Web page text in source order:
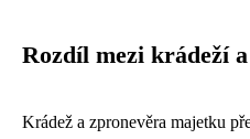
Rozdíl mezi krádeží
Krádež a zpronevěra majetku